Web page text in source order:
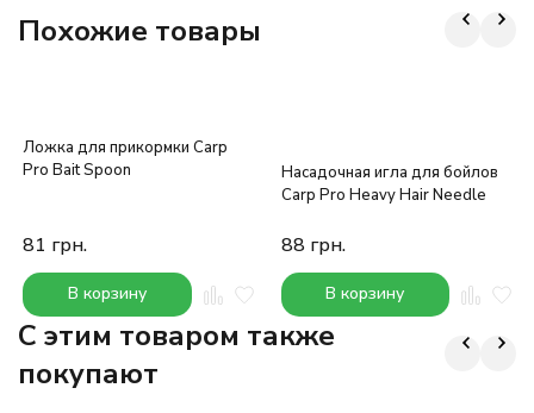
Похожие товары
Ложка для прикормки Carp
Pro Bait Spoon
81 грн.
В корзину
Насадочная игла для бойлов
Carp Pro Heavy Hair Needle
88 грн.
В корзину
C этим товаром также
покупают